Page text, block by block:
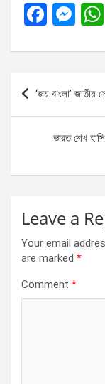
F
ce
o
o
M
se
n
g
er
Post
navigation
‘জয় বাংলা’ জাতীয়
ভারত শেখ
Leave a
Your email
are marked *
Comment *